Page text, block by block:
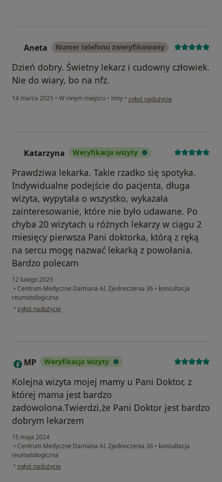
Aneta Numer telefonu zweryfikowany
Dzień dobry. Świetny lekarz i cudowny człowiek.
Nie do wiary, bo na nfz.
14 marca 2025 • W innym miejscu • Inny • w opinii użytkownika Aneta
zgłoś nadużycie
Katarzyna Weryfikacja wizyty
Prawdziwa lekarka. Takie rzadko się spotyka.
Indywidualne podejście do pacjenta, długa
wizyta, wypytała o wszystko, wykazała
zainteresowanie, które nie było udawane. Po
chyba 20 wizytach u różnych lekarzy w ciągu 2
miesięcy pierwsza Pani doktorka, którą z ręką
na sercu mogę nazwać lekarką z powołania.
Bardzo polecam
12 lutego 2025
• Centrum Medyczne Damiana Al. Zjednoczenia 36 • konsultacja
reumatologiczna
• w opinii użytkownika Katarzyna
zgłoś nadużycie
M MP Weryfikacja wizyty
Kolejna wizyta mojej mamy u Pani Doktor, z
której mama jest bardzo
zadowolona.Twierdzi,że Pani Doktor jest bardzo
dobrym lekarzem
15 maja 2024
• Centrum Medyczne Damiana Al. Zjednoczenia 36 • konsultacja
reumatologiczna
• w opinii użytkownika MP
zgłoś nadużycie